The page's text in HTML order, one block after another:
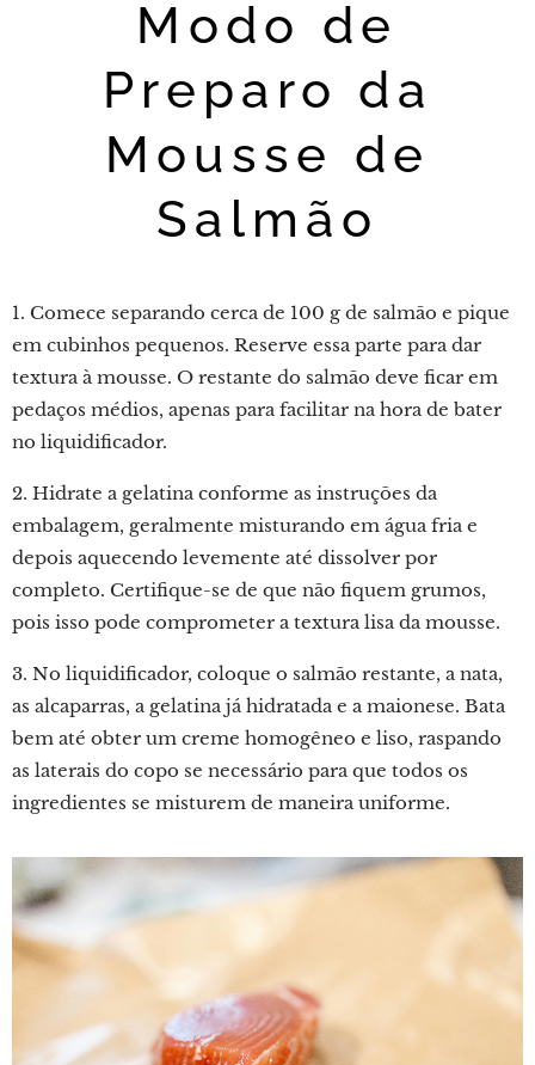
Modo de
Preparo da
Mousse de
Salmão
1. Comece separando cerca de 100 g de salmão e pique
em cubinhos pequenos. Reserve essa parte para dar
textura à mousse. O restante do salmão deve ficar em
pedaços médios, apenas para facilitar na hora de bater
no liquidificador.
2. Hidrate a gelatina conforme as instruções da
embalagem, geralmente misturando em água fria e
depois aquecendo levemente até dissolver por
completo. Certifique-se de que não fiquem grumos,
pois isso pode comprometer a textura lisa da mousse.
3. No liquidificador, coloque o salmão restante, a nata,
as alcaparras, a gelatina já hidratada e a maionese. Bata
bem até obter um creme homogêneo e liso, raspando
as laterais do copo se necessário para que todos os
ingredientes se misturem de maneira uniforme.